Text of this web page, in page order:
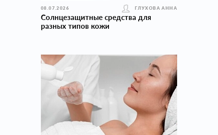
08.07.2026 ГЛУХОВА АННА
Солнцезащитные средства для
разных типов кожи